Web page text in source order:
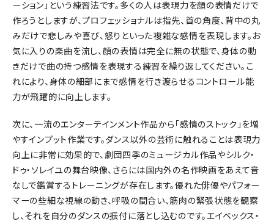
ーション」という練習法です。多くの人は表現力を顔の表情だけで
作ろうとしますが、プロフェッショナルは指先、首の角度、背中の丸
みだけで悲しみや喜び、怒りといった複雑な感情を表現します。お
気に入りの楽曲を流し、顔の表情は完全に無の状態で、身体の動
きだけで曲の持つ感情を表現する練習を繰り返してください。こ
れにより、身体の細部にまで感情を行き渡らせるコントロール能
力が飛躍的に向上します。
次に、一流のエンターテインメント作品から「感情のストック」を増
やすインプット作業です。ダンス以外の芸術に触れることは表現力
向上に非常に効果的で、劇団四季のミュージカル作品やシルク・
ドゥ・ソレイユの舞台映像、さらには国内外の名作映画をあえて音
なしで鑑賞するトレーニングが存在します。優れた俳優やパフォー
マーの些細な視線の動き、呼吸の間合い、筋肉の緊張状態を観察
し、それを自分のダンスの振付に落とし込むのです。エイベックス・